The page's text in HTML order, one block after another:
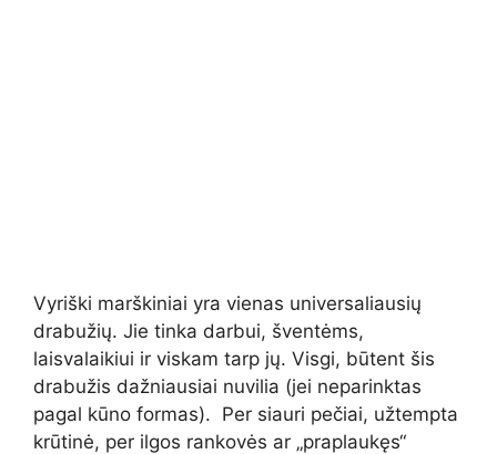
Vyriški marškiniai yra vienas universaliausių
drabužių. Jie tinka darbui, šventėms,
laisvalaikiui ir viskam tarp jų. Visgi, būtent šis
drabužis dažniausiai nuvilia (jei neparinktas
pagal kūno formas). Per siauri pečiai, užtempta
krūtinė, per ilgos rankovės ar „praplaukęs“